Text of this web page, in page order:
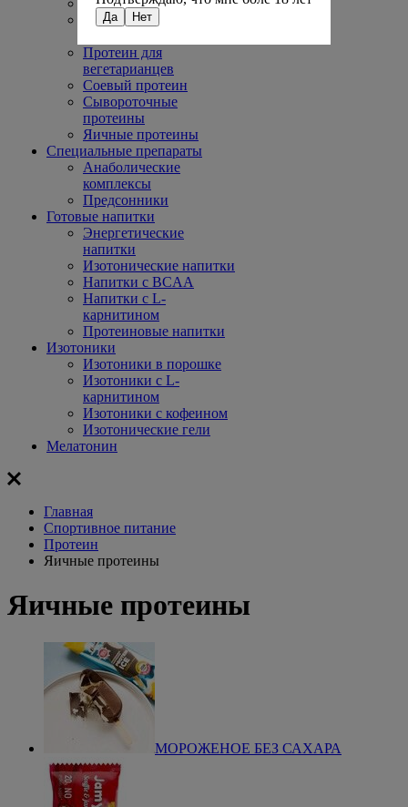
Казеины
Многокомпонентные
Протеин для
вегетарианцев
Соевый протеин
Сывороточные
протеины
Яичные протеины
Специальные препараты
Анаболические
комплексы
Предсонники
Готовые напитки
Энергетические
напитки
Изотонические напитки
Напитки с BCAA
Напитки с L-
карнитином
Протеиновые напитки
Изотоники
Изотоники в порошке
Изотоники с L-
карнитином
Изотоники с кофеином
Изотонические гели
Мелатонин
Главная
Спортивное питание
Протеин
Яичные протеины
Яичные протеины
МОРОЖЕНОЕ БЕЗ САХАРА
Да Нет